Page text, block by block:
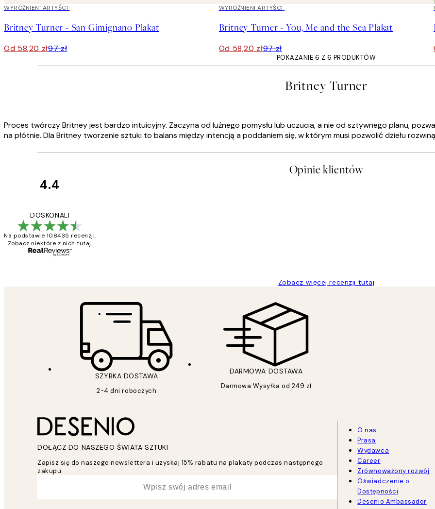
40%*
WYRÓŻNIENI ARTYŚCI
Britney Turner - San Gimignano Plakat
Od 58,20 zł97 zł
40%*
WYRÓŻNIENI ARTYŚCI
Britney Turner - You, Me and the Sea Plakat
Od 58,20 zł97 zł
POKAZANIE 6 Z 6 PRODUKTÓW
Britney Turner
Proces twórczy Britney jest bardzo intuicyjny. Zaczyna od luźnego pomysłu lub uczucia, a nie od sztywnego planu,
na płótnie. Dla Britney tworzenie sztuki to balans między intencją a poddaniem się, w którym musi pozwolić dziełu
Opinie klientów
4.4
DOSKONALI
Na podstawie 108435 recenzji.
Zobacz niektóre z nich tutaj.
Zobacz więcej recenzji tutaj
SZYBKA DOSTAWA
2-4 dni roboczych
DARMOWA DOSTAWA
Darmowa Wysyłka od 249 zł
DOŁĄCZ DO NASZEGO ŚWIATA SZTUKI
Zapisz się do naszego newslettera i uzyskaj 15% rabatu na plakaty podczas następnego
zakupu.
O nas
Prasa
Wydawca
Career
Zrównoważony rozwój
Oświadczenie o
Dostępności
Desenio Ambassador